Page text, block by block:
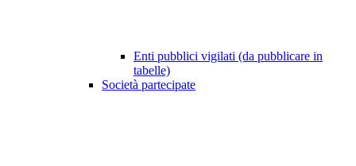
Enti pubblici vigilati (da pubblicare in
tabelle)
Società partecipate